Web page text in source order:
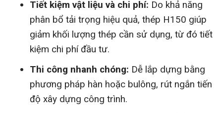
Tiết kiệm vật liệu và chi phí: Do khả năng
phân bổ tải trọng hiệu quả, thép H150 giúp
giảm khối lượng thép cần sử dụng, từ đó tiết
kiệm chi phí đầu tư.
Thi công nhanh chóng: Dễ lắp dựng bằng
phương pháp hàn hoặc bulông, rút ngắn tiến
độ xây dựng công trình.